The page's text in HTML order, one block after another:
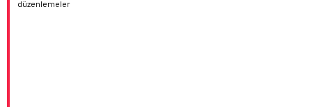
düzenlemeler